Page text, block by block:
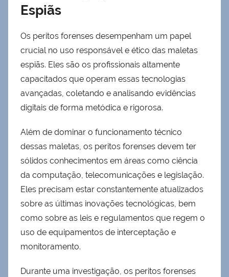
Espiãs
Os peritos forenses desempenham um papel
crucial no uso responsável e ético das maletas
espiãs. Eles são os profissionais altamente
capacitados que operam essas tecnologias
avançadas, coletando e analisando evidências
digitais de forma metódica e rigorosa.
Além de dominar o funcionamento técnico
dessas maletas, os peritos forenses devem ter
sólidos conhecimentos em áreas como ciência
da computação, telecomunicações e legislação.
Eles precisam estar constantemente atualizados
sobre as últimas inovações tecnológicas, bem
como sobre as leis e regulamentos que regem o
uso de equipamentos de interceptação e
monitoramento.
Durante uma investigação, os peritos forenses